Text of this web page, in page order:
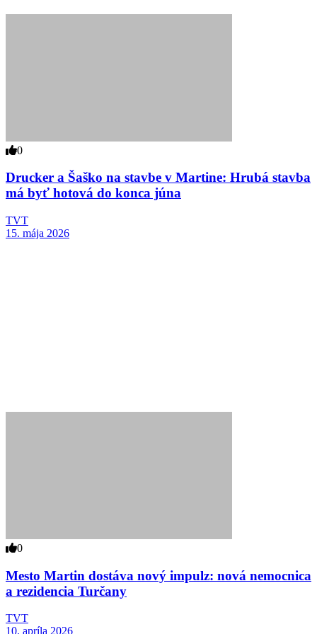
0
Drucker a Šaško na stavbe v Martine: Hrubá stavba
má byť hotová do konca júna
TVT
15. mája 2026
0
Mesto Martin dostáva nový impulz: nová nemocnica
a rezidencia Turčany
TVT
10. apríla 2026